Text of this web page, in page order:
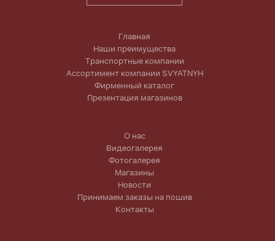
Главная
Наши преимущества
Транспортные компании
Ассортимент компании SVYATNYH
Фирменный каталог
Презентация магазинов
О нас
Видеогалерея
Фотогалерея
Магазины
Новости
Принимаем заказы на пошив
Контакты